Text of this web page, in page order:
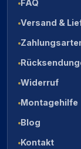
FAQ
Versand &
Widerruf
Montagehilfe
Blog
Kontakt